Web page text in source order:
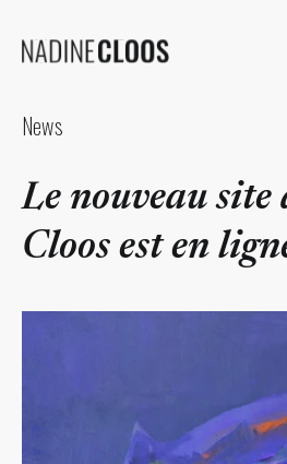
News
Le nouveau site
Cloos est en